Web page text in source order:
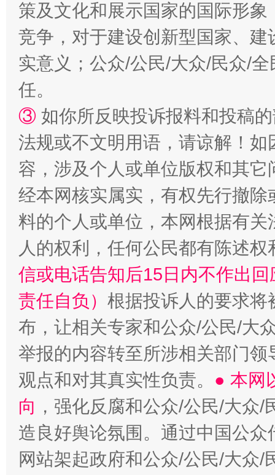
策及文化和展示国家的国际形
竞争，对于建设创新型国家、
实意义；公众/公民/大众/民众/
任。
③ 如你所反映投诉报料和投稿
法规或不文明用语，请谅解！
容，涉及个人或单位版权和其它
经本网核实属实，有权先行撤
料的个人或单位，本网根据有
人的权利，任何公民都有陈述
信或电话告知后15日内不作出
责任自负） 根据投诉人的要求将
布，让相关专家和公众/公民/大
举报的内容转至所涉相关部门
观点和对其真实性负责。 ● 本网
向 ，强化反腐和公众/公民/大众
造良好舆论氛围。通过中国公
网站架起政府和公众/公民/大众